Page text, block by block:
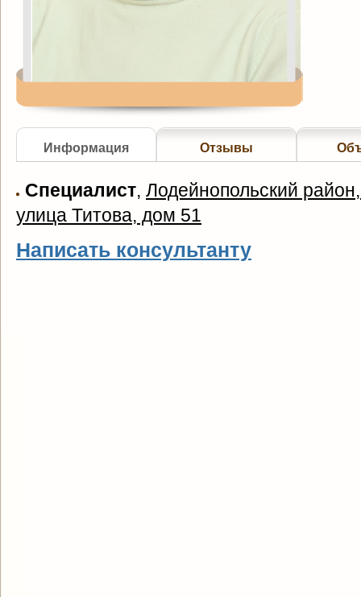
Информация Отзывы
Специалист, Лодейнопольский
улица Титова, дом 51
Написать консультанту